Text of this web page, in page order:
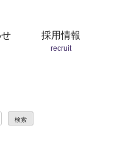
採用情報
recruit
検索